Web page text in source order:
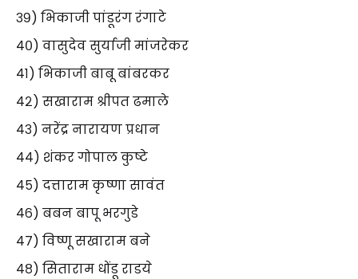
३९) भिकाजी पांडूरंग रंगाटे
४०) वासुदेव सुर्याजी मांजरेकर
४१) भिकाजी बाबू बांबरकर
४२) सखाराम श्रीपत ढमाले
४३) नरेंद्र नारायण प्रधान
४४) शंकर गोपाल कुष्टे
४५) दत्ताराम कृष्णा सावंत
४६) बबन बापू भरगुडे
४७) विष्णू सखाराम बने
४८) सिताराम धोंडू राडये